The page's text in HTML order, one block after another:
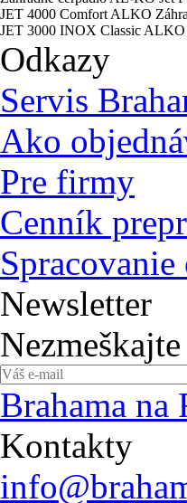
JET 4000 Comfort ALKO
JET 3000 INOX Classic ALKO
Odkazy
Servis
Ako
Pre firmy
Cenník
Newsletter
Brahama na
Kontakty